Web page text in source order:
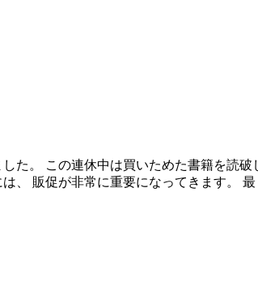
た。 この連休中は買いためた書籍を読
、 販促が非常に重要になってきます。